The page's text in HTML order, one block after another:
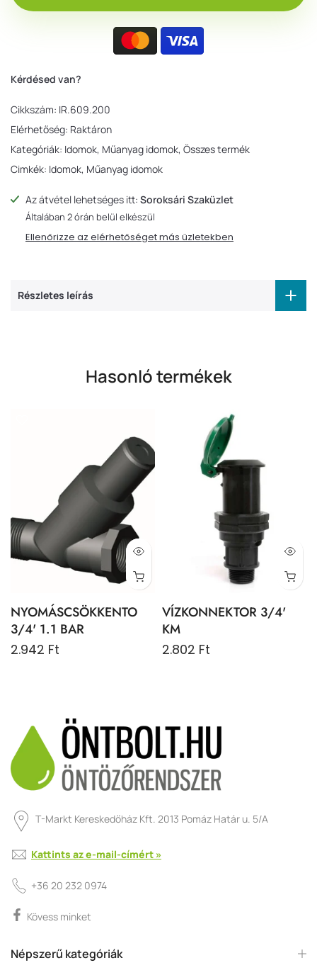
Kérdésed van?
Cikkszám: IR.609.200
Elérhetőség: Raktáron
Kategóriák: Idomok Műanyag idomok Összes termék
Cimkék: Idomok Műanyag idomok
Az átvétel lehetséges itt: Soroksári Szaküzlet
Általában 2 órán belül elkészül
Ellenőrizze az elérhetőséget más üzletekben
Részletes leírás
Hasonló termékek
NYOMÁSCSÖKKENTO
3/4' 1.1 BAR
2.942 Ft
VÍZKONNEKTOR 3/4'
KM
2.802 Ft
T-Markt Kereskedőház Kft. 2013 Pomáz Határ u. 5/A
Kattints az e-mail-címért »
+36 20 232 0974
Kövess minket
Népszerű kategóriák